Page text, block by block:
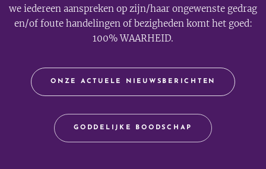
we iedereen aanspreken op zijn/haar ongewenste gedrag
en/of foute handelingen of bezigheden komt het goed:
100% WAARHEID.
ONZE ACTUELE NIEUWSBERICHTEN
GODDELIJKE BOODSCHAP